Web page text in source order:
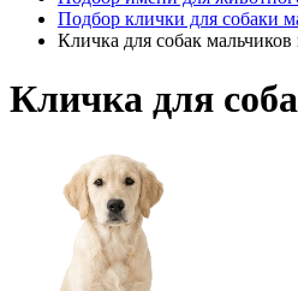
Подбор клички для собаки
Кличка для собак мальчиков
Кличка для